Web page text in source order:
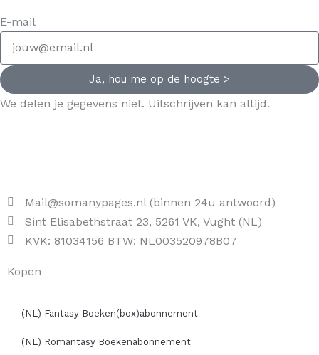
E-mail
Ja, hou me op de hoogte >
We delen je gegevens niet. Uitschrijven kan altijd.
Mail@somanypages.nl (binnen 24u antwoord)
Sint Elisabethstraat 23, 5261 VK, Vught (NL)
KVK: 81034156 BTW: NL003520978B07
Kopen
(NL) Fantasy Boeken(box)abonnement
(NL) Romantasy Boekenabonnement